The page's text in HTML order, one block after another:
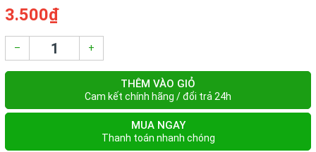
3.500₫
– +
THÊM VÀO GIỎ
Cam kết chính hãng / đổi trả 24h
MUA NGAY
Thanh toán nhanh chóng